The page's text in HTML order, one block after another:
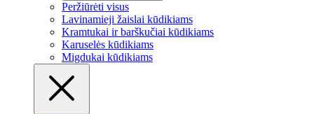
Peržiūrėti visus
Lavinamieji žaislai kūdikiams
Kramtukai ir barškučiai kūdikiams
Karuselės kūdikiams
Migdukai kūdikiams